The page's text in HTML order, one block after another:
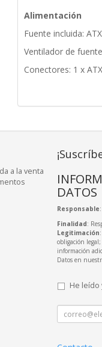
Alimentación
Fuente incluida:
Ventilador de
Conectores: 1 x
a la venta
DATOS
Responsable
Finalidad:
Legitimación
obligación legal;
información
Datos en
He leído